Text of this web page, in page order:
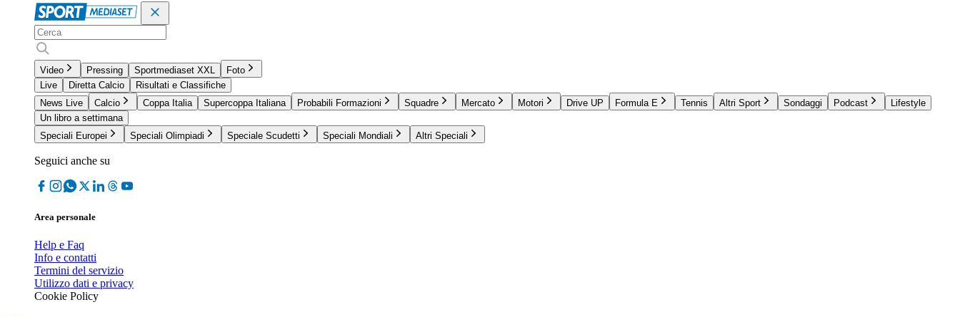
Video Pressing Sportmediaset XXL
Foto
Live
Diretta Calcio
Risultati e Classifiche
News Live
Calcio Coppa Italia Supercoppa Italiana Probabili Formazioni Squadre Mercato Motori Drive UP Formula E Tennis Altri Sport Sondaggi Podcast
Lifestyle
Un libro a settimana
Speciali Europei
Speciali Olimpiadi Speciale Scudetti Speciali Mondiali Altri Speciali
Seguici anche su
Area personale
Help e Faq
Info e contatti
Termini del servizio
Utilizzo dati e privacy
Cookie Policy